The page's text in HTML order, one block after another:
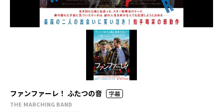
ファンファーレ！ ふたつの音 字幕
THE MARCHING BAND